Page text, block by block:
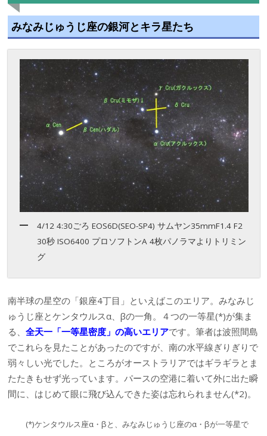
みなみじゅうじ座の銀河とキラ星たち
4/12 4:30ごろ EOS6D(SEO-SP4) サムヤン35mmF1.4 F2
30秒 ISO6400 プロソフトンA 4枚パノラマよりトリミン
グ
南半球の星空の「銀座4丁目」といえばこのエリア。みなみじ
ゅうじ座とケンタウルスα、βの一角。４つの一等星(*)が集ま
る、全天一「一等星密度」の高いエリアです。筆者は波照間島
でこれらを見たことがあったのですが、南の水平線ぎりぎりで
弱々しい光でした。ところがオーストラリアではギラギラとま
たたきもせず光っています。パースの空港に着いて外に出た瞬
間に、はじめて眼に飛び込んできた姿は忘れられません(*2)。
(*)ケンタウルス座α・βと、みなみじゅうじ座のα・βが一等星で